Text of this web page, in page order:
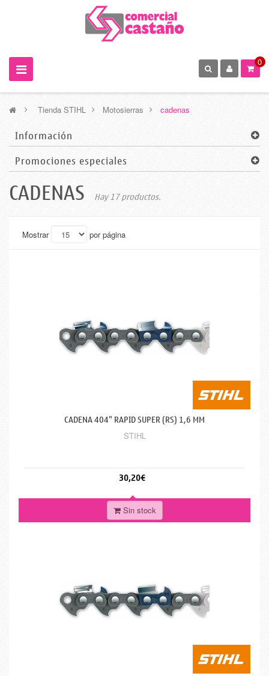
0
> Tienda STIHL > Motosierras > cadenas
Información
Promociones especiales
CADENAS Hay 17 productos.
Mostrar por página
CADENA 404" RAPID SUPER (RS) 1,6 MM
STIHL
30,20€
Sin stock